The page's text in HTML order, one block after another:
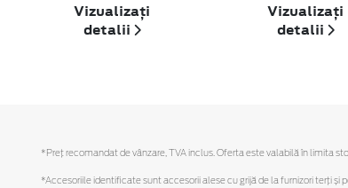
Vizualizați
detalii
Vizualizați
detalii
*Preţ recomandat de vânzare, TVA inclus. Oferta este valabilă în limita
*Accesoriile identificate sunt accesorii alese cu grijă de la furnizori terți și